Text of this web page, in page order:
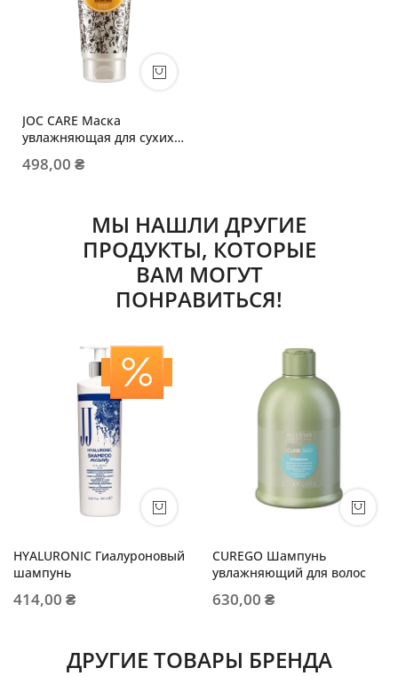
JOC CARE Маска
увлажняющая для сухих
498,00 ₴
МЫ НАШЛИ ДРУГИЕ
ПРОДУКТЫ, КОТОРЫЕ
ВАМ МОГУТ
ПОНРАВИТЬСЯ!
HYALURONIC Гиалуроновый
шампунь
414,00 ₴
CUREGO Шампунь
увлажняющий для волос
630,00 ₴
ДРУГИЕ ТОВАРЫ БРЕНДА